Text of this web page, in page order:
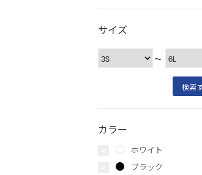
サイズ
〜
カラー
ホワイト
ブラック